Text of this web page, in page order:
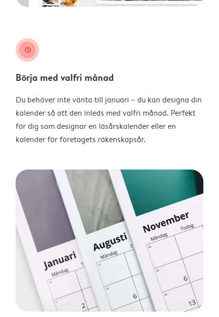
clock
Börja med valfri månad
Du behöver inte vänta till januari – du kan designa din
kalender så att den inleds med valfri månad. Perfekt
för dig som designar en läsårskalender eller en
kalender för företagets räkenskapsår.